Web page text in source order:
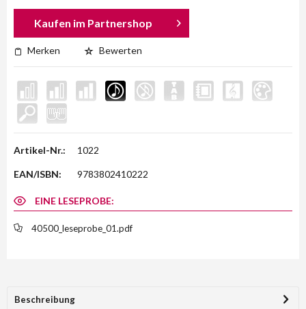
Kaufen im Partnershop
Merken Bewerten
Artikel-Nr.: 1022
EAN/ISBN: 9783802410222
EINE LESEPROBE:
40500_leseprobe_01.pdf
Beschreibung